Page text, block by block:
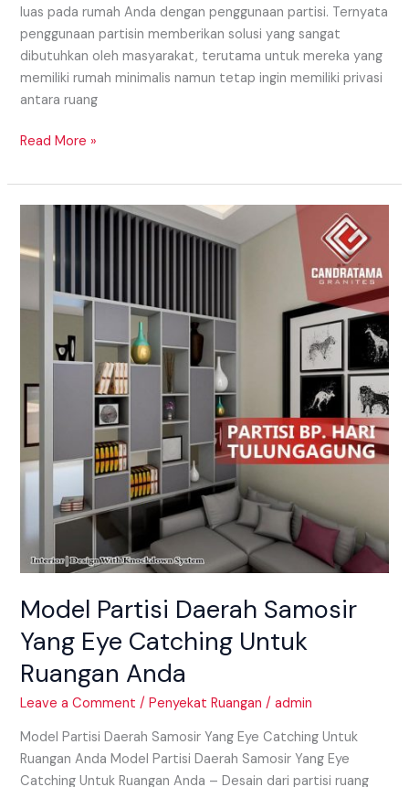
luas pada rumah Anda dengan penggunaan partisi. Ternyata
penggunaan partisin memberikan solusi yang sangat
dibutuhkan oleh masyarakat, terutama untuk mereka yang
memiliki rumah minimalis namun tetap ingin memiliki privasi
antara ruang
Read More »
Model Partisi Daerah Samosir
Yang Eye Catching Untuk
Ruangan Anda
Leave a Comment /Penyekat Ruangan /admin
Model Partisi Daerah Samosir Yang Eye Catching Untuk
Ruangan Anda Model Partisi Daerah Samosir Yang Eye
Catching Untuk Ruangan Anda – Desain dari partisi ruang
Daerah
Catching
Untuk
Ruangan
Anda